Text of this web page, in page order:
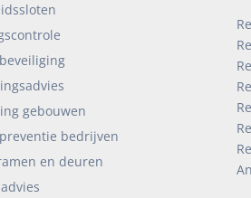
gebouwen
bedrijven
en deuren